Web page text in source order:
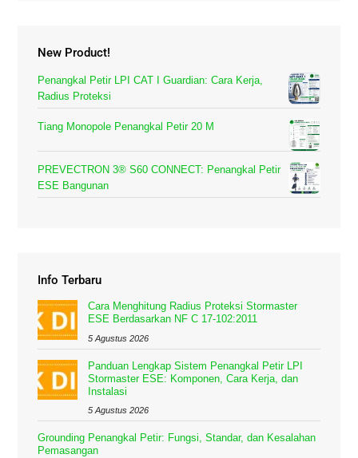
New Product!
Penangkal Petir LPI CAT I Guardian: Cara Kerja,
Radius Proteksi
Tiang Monopole Penangkal Petir 20 M
PREVECTRON 3® S60 CONNECT: Penangkal Petir
ESE Bangunan
Info Terbaru
Cara Menghitung Radius Proteksi Stormaster
ESE Berdasarkan NF C 17-102:2011
5 Agustus 2026
Panduan Lengkap Sistem Penangkal Petir LPI
Stormaster ESE: Komponen, Cara Kerja, dan
Instalasi
5 Agustus 2026
Grounding Penangkal Petir: Fungsi, Standar, dan Kesalahan
Pemasangan